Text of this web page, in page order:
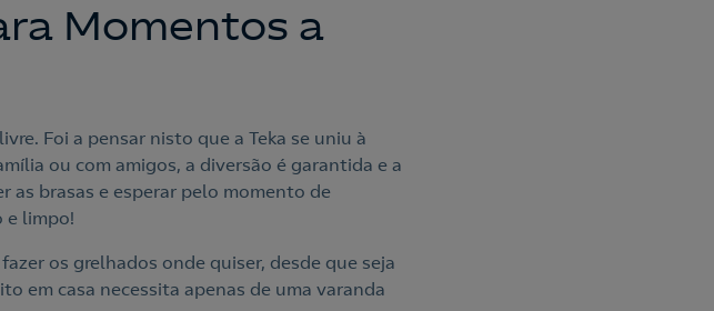
Momentos a
Foi a pensar nisto que a Teka se uniu à
ou com amigos, a diversão é garantida e a
as brasas e esperar pelo momento de
e limpo!
os grelhados onde quiser, desde que seja
em casa necessita apenas de uma varanda